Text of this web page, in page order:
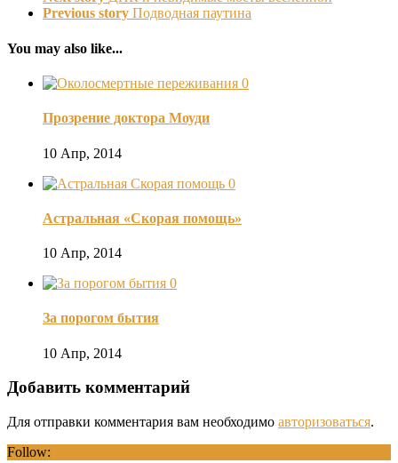
Previous story Подводная паутина
You may also like...
0
Прозрение доктора Моуди
10 Апр, 2014
0
Астральная «Скорая помощь»
10 Апр, 2014
0
За порогом бытия
10 Апр, 2014
Добавить комментарий
Для отправки комментария вам необходимо авторизоваться.
Follow: